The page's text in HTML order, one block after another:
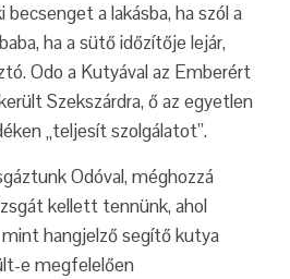
becsenget a lakásba, ha szól a
ha a sütő időzítője lejár,
Odo a Kutyával az Emberért
Szekszárdra, ő az egyetlen
„teljesít szolgálatot”.
Odóval, méghozzá
kellett tennünk, ahol
hangjelző segítő kutya
e megfelelően